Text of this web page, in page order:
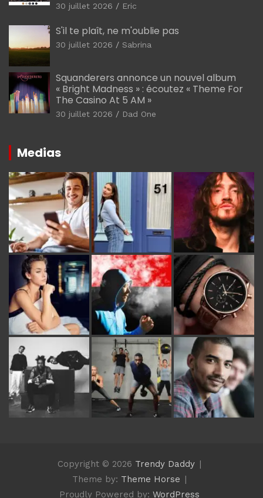
30 juillet 2026 Eric
S'il te plaît, ne m'oublie pas
30 juillet 2026 Sabrina
Squanderers annonce un nouvel album
« Bright Madness » : écoutez « Theme For
The Casino At 5 AM »
30 juillet 2026 Dad One
Medias
Copyright © 2026 Trendy Daddy
Theme by: Theme Horse
Proudly Powered by: WordPress